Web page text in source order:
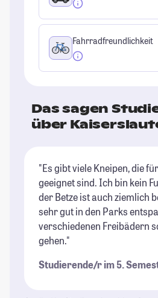
Fahrradfreundlichkeit
Das sagen
über
"Es gibt viele Kneipen, die
geeignet sind. Ich bin kein
der Betze ist auch ziemlich
sehr gut in den Parks
verschiedenen Freibädern
gehen."
Studierende/r im 5.